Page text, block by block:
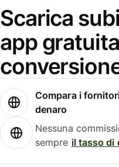
Scarica
app
Compara i
denaro
Nessuna
sempre il tasso di